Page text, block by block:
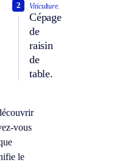
Viticulture.
Cépage
de
raisin
de
table.
2
vous
le